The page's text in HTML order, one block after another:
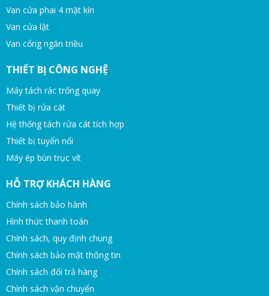
Van cửa phai 4 mặt kín
Van cửa lật
Van cổng ngăn triều
THIẾT BỊ CÔNG NGHỆ
Máy tách rác trống quay
Thiết bị rửa cát
Hệ thống tách rửa cát tích hợp
Thiết bị tuyển nổi
Máy ép bùn trục vít
HỖ TRỢ KHÁCH HÀNG
Chính sách bảo hành
Hình thức thanh toán
Chính sách, quy định chung
Chính sách bảo mật thông tin
Chính sách đổi trả hàng
Chính sách vận chuyển